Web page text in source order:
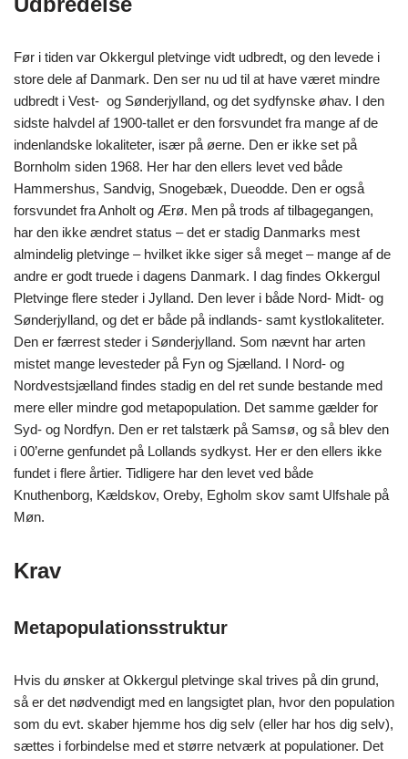
Før i tiden var Okkergul pletvinge vidt udbredt, og den levede i
store dele af Danmark. Den ser nu ud til at have været mindre
udbredt i Vest- og Sønderjylland, og det sydfynske øhav. I den
sidste halvdel af 1900-tallet er den forsvundet fra mange af de
indenlandske lokaliteter, især på øerne. Den er ikke set på
Bornholm siden 1968. Her har den ellers levet ved både
Hammershus, Sandvig, Snogebæk, Dueodde. Den er også
forsvundet fra Anholt og Ærø. Men på trods af tilbagegangen,
har den ikke ændret status – det er stadig Danmarks mest
almindelig pletvinge – hvilket ikke siger så meget – mange af de
andre er godt truede i dagens Danmark. I dag findes Okkergul
Pletvinge flere steder i Jylland. Den lever i både Nord- Midt- og
Sønderjylland, og det er både på indlands- samt kystlokaliteter.
Den er færrest steder i Sønderjylland. Som nævnt har arten
mistet mange levesteder på Fyn og Sjælland. I Nord- og
Nordvestsjælland findes stadig en del ret sunde bestande med
mere eller mindre god metapopulation. Det samme gælder for
Syd- og Nordfyn. Den er ret talstærk på Samsø, og så blev den
i 00’erne genfundet på Lollands sydkyst. Her er den ellers ikke
fundet i flere årtier. Tidligere har den levet ved både
Knuthenborg, Kældskov, Oreby, Egholm skov samt Ulfshale på
Møn.
Krav
Metapopulationsstruktur
Hvis du ønsker at Okkergul pletvinge skal trives på din grund,
så er det nødvendigt med en langsigtet plan, hvor den population
som du evt. skaber hjemme hos dig selv (eller har hos dig selv),
sættes i forbindelse med et større netværk at populationer. Det